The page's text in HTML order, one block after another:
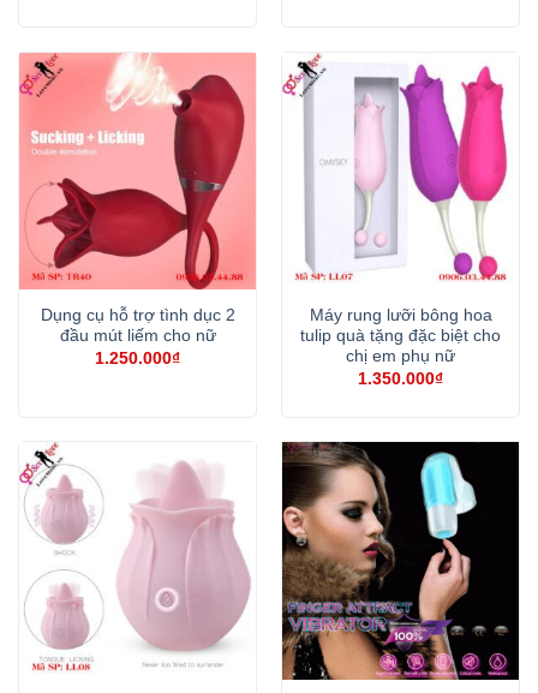
Dụng cụ hỗ trợ tình dục 2
đầu mút liếm cho nữ
1.250.000₫
Máy rung lưỡi bông hoa
tulip quà tặng đặc biệt cho
chị em phụ nữ
1.350.000₫